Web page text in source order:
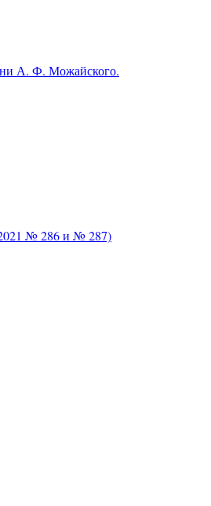
А. Ф. Можайского.
№ 286 и № 287)